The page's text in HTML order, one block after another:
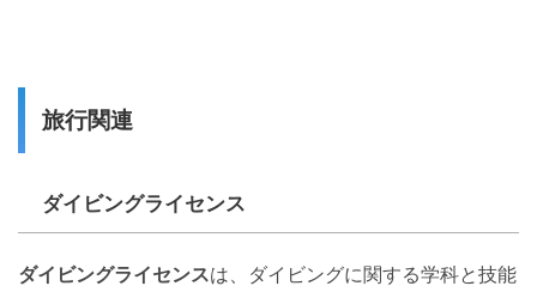
旅行関連
ダイビングライセンス
ダイビングライセンスは、ダイビングに関する学科と技能